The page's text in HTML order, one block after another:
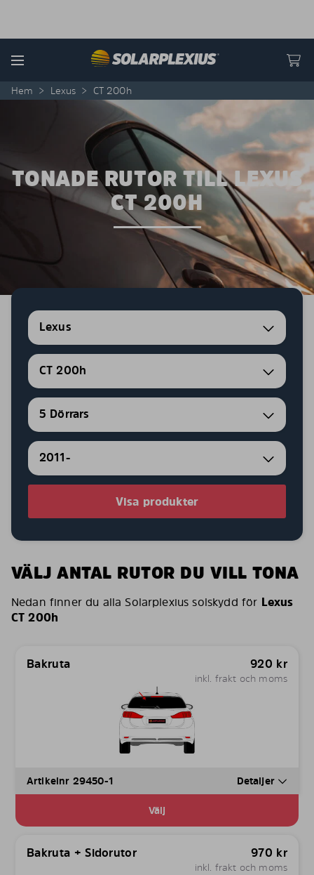
Menu
Hem > Lexus > CT 200h
TONADE RUTOR TILL LEXUS
CT 200H
Lexus
CT 200h
5 Dörrars
2011-
Visa produkter
VÄLJ ANTAL RUTOR DU VILL TONA
Nedan finner du alla Solarplexius solskydd för Lexus
CT 200h
Bakruta 920 kr
inkl. frakt och moms
Artikelnr 29450-1 Detaljer
Välj
Bakruta + Sidorutor 970 kr
inkl. frakt och moms